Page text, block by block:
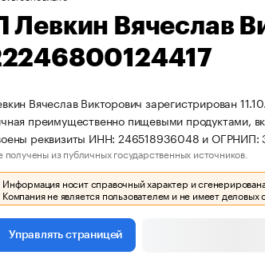
Левкин Вячеслав
Вячеслав Викторович зарегистрирован
преимущественно пищевыми продуктами,
реквизиты ИНН: 246518936048 и ОГРНИП:
получены из публичных государственных источников.
Информация носит справочный характер и
Компания не является пользователем и не имеет
Управлять страницей